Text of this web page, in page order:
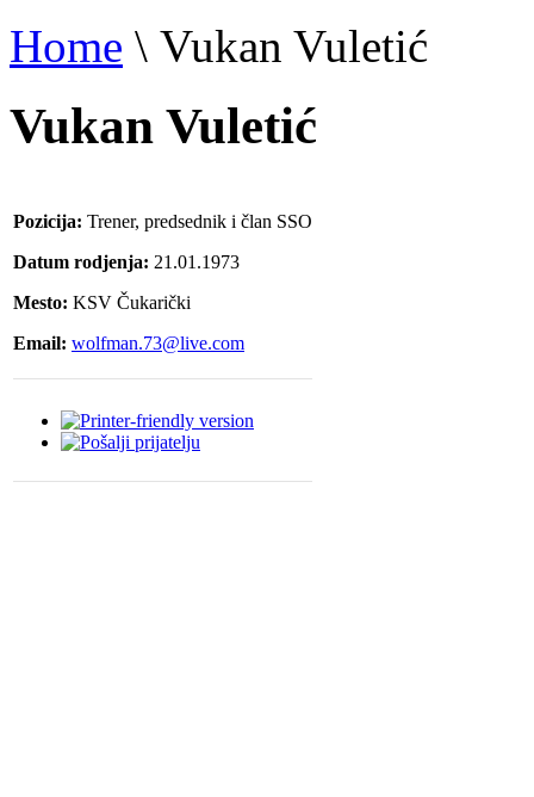
Home \ Vukan Vuletić
Vukan Vuletić
Pozicija: Trener, predsednik i član SSO
Datum rodjenja: 21.01.1973
Mesto: KSV Čukarički
Email: wolfman.73@live.com